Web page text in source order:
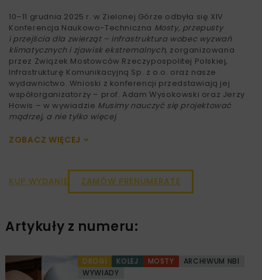
10–11 grudnia 2025 r. w Zielonej Górze odbyła się XIV
Konferencja Naukowo-Techniczna Mosty, przepusty
i przejścia dla zwierząt – infrastruktura wobec wyzwań
klimatycznych i zjawisk ekstremalnych, zorganizowana
przez Związek Mostowców Rzeczypospolitej Polskiej,
Infrastrukturę Komunikacyjną Sp. z o.o. oraz nasze
wydawnictwo. Wnioski z konferencji przedstawiają jej
współorganizatorzy – prof. Adam Wysokowski oraz Jerzy
Howis – w wywiadzie Musimy nauczyć się projektować
mądrzej, a nie tylko więcej.
ZOBACZ WIĘCEJ >
KUP WYDANIE ZAMÓW PRENUMERATĘ
Artykuły z numeru:
DROGI KOLEJ MOSTY
ARCHIWUM NBI
WYWIADY